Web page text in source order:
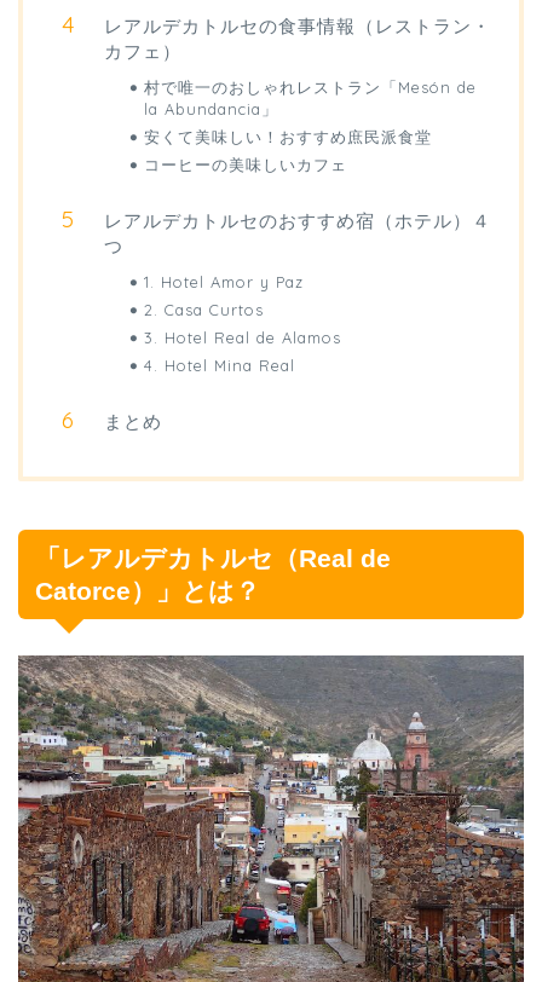
レアルデカトルセの食事情報（レストラン・
カフェ）
村で唯一のおしゃれレストラン「Mesón de
la Abundancia」
安くて美味しい！おすすめ庶民派食堂
コーヒーの美味しいカフェ
レアルデカトルセのおすすめ宿（ホテル）４
つ
1. Hotel Amor y Paz
2. Casa Curtos
3. Hotel Real de Alamos
4. Hotel Mina Real
まとめ
「レアルデカトルセ（Real de
Catorce）」とは？